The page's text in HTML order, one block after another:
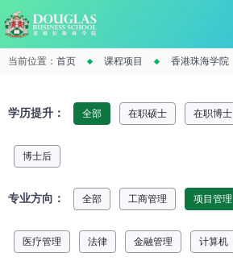
当前位置： 首页 课程项目 香港珠海学院
学历提升： 全部 在职硕士 在职博士
博士后
专业方向： 全部 工商管理 项目管理
医疗管理 法律 金融管理 计算机